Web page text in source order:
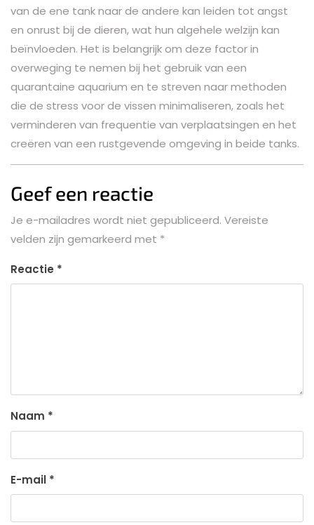
van de ene tank naar de andere kan leiden tot angst
en onrust bij de dieren, wat hun algehele welzijn kan
beïnvloeden. Het is belangrijk om deze factor in
overweging te nemen bij het gebruik van een
quarantaine aquarium en te streven naar methoden
die de stress voor de vissen minimaliseren, zoals het
verminderen van frequentie van verplaatsingen en het
creëren van een rustgevende omgeving in beide tanks.
Geef een reactie
Je e-mailadres wordt niet gepubliceerd. Vereiste
velden zijn gemarkeerd met *
Reactie *
Naam *
E-mail *